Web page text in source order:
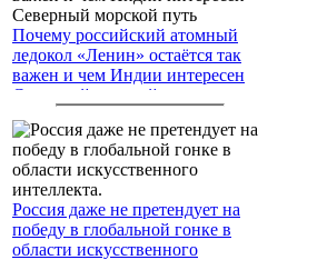
Почему российский атомный
ледокол «Ленин» остаётся так
важен и чем Индии интересен
Северный морской путь
Россия даже не претендует на
победу в глобальной гонке в
области искусственного